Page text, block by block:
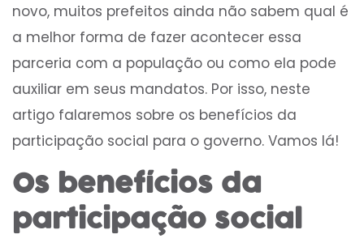
novo, muitos prefeitos ainda não sabem qual é
a melhor forma de fazer acontecer essa
parceria com a população ou como ela pode
auxiliar em seus mandatos. Por isso, neste
artigo falaremos sobre os benefícios da
participação social para o governo. Vamos lá!
Os benefícios da
participação social